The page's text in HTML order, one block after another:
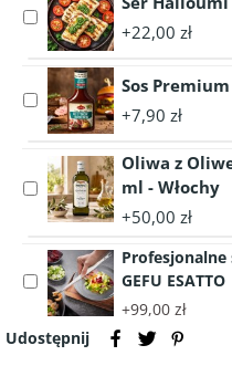
POLSKA
ROSTBEFU
300g
warzyw
grilla
uzupełniacz
EKO
100g
Select
accessory
Ser
Halloumi
do
grillowania
225g
+22,00 zł
Select
accessory
Premium
do
Steków
Burgerów
370g
Sos
+7,90 zł
Select
accessory
Oliwek
MONINI
GranFruttato
500
Oliwa z
ml - Włochy
+50,00 zł
Select
accessory
Profesjonalne
szczypce
Profesjonalne
GEFU ESATTO
+99,00 zł
Udostępnij